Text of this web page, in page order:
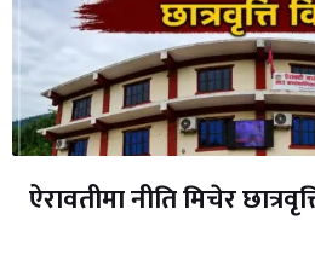
ऐरावतीमा नीति मिचेर